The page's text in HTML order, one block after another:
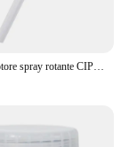
KegLand Rotore spray rotante CIP a basso volume con accessori per birra fatta in casa SS Barb (poliimero).